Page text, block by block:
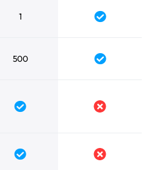
1 Yes
500 Yes
Yes No
Yes No